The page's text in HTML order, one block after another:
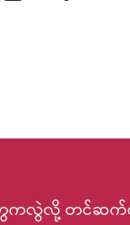
လို့ တင်ဆက်ဖော်